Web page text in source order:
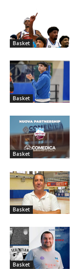
Basket
Basket
Basket
Basket
Basket